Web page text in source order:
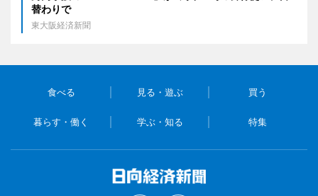
替わりで
東大阪経済新聞
食べる 見る・遊ぶ 買う
暮らす・働く 学ぶ・知る 特集